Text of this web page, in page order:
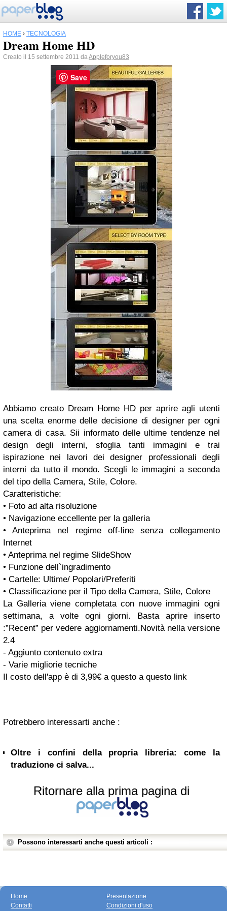
HOME › TECNOLOGIA
Dream Home HD
Creato il 15 settembre 2011 daAppleforyou83
Abbiamo creato Dream Home HD per aprire agli utenti
una scelta enorme delle decisione di designer per ogni
camera di casa. Sii informato delle ultime tendenze nel
design degli interni, sfoglia tanti immagini e trai
ispirazione nei lavori dei designer professionali degli
interni da tutto il mondo. Scegli le immagini a seconda
del tipo della Camera, Stile, Colore.
Caratteristiche:
• Foto ad alta risoluzione
• Navigazione eccellente per la galleria
• Anteprima nel regime off-line senza collegamento
Internet
• Anteprima nel regime SlideShow
• Funzione dell`ingradimento
• Cartelle: Ultime/ Popolari/Preferiti
• Classificazione per il Tipo della Camera, Stile, Colore
La Galleria viene completata con nuove immagini ogni
settimana, a volte ogni giorni. Basta aprire inserto
:”Recent” per vedere aggiornamenti.Novità nella versione
2.4
- Aggiunto contenuto extra
- Varie migliorie tecniche
Il costo dell'app è di 3,99€ a questo a questo link
Potrebbero interessarti anche :
Oltre i confini della propria libreria: come la
traduzione ci salva...
Ritornare alla prima pagina di
Possono interessarti anche questi articoli :
Home
Contatti
Presentazione
Condizioni d'uso
Save